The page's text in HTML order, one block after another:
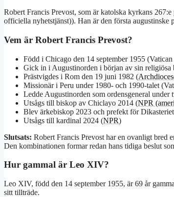
Robert Francis Prevost, som är katolska kyrkans
officiella nyhetstjänst)). Han är den första
Vem är Robert Francis Prevost?
Född i Chicago den 14 september 1955
Gick in i Augustinorden i början av sin religiösa
Prästvigdes i Rom den 19 juni 1982 (
Missionär i Peru under 1980- och 1990-talet
Ledde Augustinorden som ordensgeneral
Utsågs till biskop av Chiclayo 2014 (NPR
Blev ärkebiskop 2023 och prefekt för
Utsågs till kardinal 2024 (NPR)
Slutsats: Robert Francis Prevost har en ovanligt bred
Den kombinationen formar redan hans tidiga beslut
Hur gammal är Leo XIV?
Leo XIV, född den 14 september 1955, är 69 år
sitt tillträde.